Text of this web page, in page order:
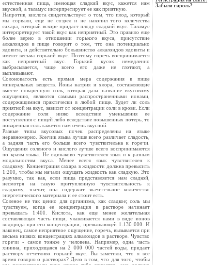
естественная пища, имеющая сладкий вкус, кажется нам
вкусной, а таламус интерпретирует ее как приятную.
Напротив, кислота свидетельствует о том, что плод, который
мы сорвали, еще не созрел и не накопил того количества
сахара, который вскоре придаст плоду сладкий вкус. Таламус
интерпретирует такой вкус как неприятный. Это правило еще
более верно в отношении горького вкуса, присутствие
алкалоидов в пище говорит о том, что она потенциально
ядовита, и действительно большинство алкалоидов ядовиты и
имеют весьма горький вкус. Поэтому горечь воспринимается
как неприятный вкус. Горький кусок немедленно
выбрасывается, чаще всего его даже не глотают, а
выплевывают.
Солоноватость есть прямая мера содержания в пище
минеральных веществ. Ионы натрия и хлора, составляющие
вместе поваренную соль, которая дала название вкусовому
ощущению, являются самыми распространенными ионами,
содержащимися практически в любой пище. Будет ли соль
приятной на вкус, зависит от концентрации соли в крови. Если
содержание соли низко вследствие уменьшения ее
поступления с пищей либо вследствие повышенных потерь, то
поваренная соль кажется нам очень вкусной.
Разные типы вкусовых почек распределены на языке
неравномерно. Кончик языка лучше всего различает сладость,
а задняя часть его больше всего чувствительна к горечи.
Ощущения соленого и кислого лучше всего воспринимаются
по краям языка. Не одинаково чувствителен язык и к разным
модальностям вкуса. Менее всего язык чувствителен к
сладкому. Концентрация сахара в жидкости должна превысить
1:200, чтобы мы начали ощущать жидкость как сладкую. Это
разумно, так как, если пища представляется нам сладкой,
несмотря на такую притупленную чувствительность к
сладкому, значит, она содержит значительное количество
энергетического материала и ее стоит есть.
Соленое не так ценно для организма, как сладкое; соль мы
чувствуем, когда ее концентрация в растворе начинает
превышать 1:400. Кислота, как еще менее желательная
составляющая часть пищи, улавливается нами в виде ионов
водорода при его концентрации, превышающей 1:130 000. И
наконец, самое неприятное ощущение, горечь, вызывается при
весьма низких концентрациях алкалоидов в растворе. Чувство
горечи - самое тонкое у человека. Например, одна часть
хинина, приходящаяся на 2 000 000 частей воды, придает
раствору отчетливо горький вкус. Вы заметили, что я все
время говорю о растворах? Дело в том, что для того, чтобы
Забыли пароль?